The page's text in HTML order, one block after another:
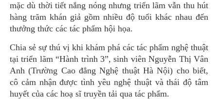
mặc dù thời tiết nắng nóng nhưng triển lãm vẫn thu hút
hàng trăm khán giả gồm nhiều độ tuổi khác nhau đến
thưởng thức các tác phẩm hội họa.
Chia sẻ sự thú vị khi khám phá các tác phẩm nghệ thuật
tại triển lãm “Hành trình 3”, sinh viên Nguyễn Thị Vân
Anh (Trường Cao đẳng Nghệ thuật Hà Nội) cho biết,
cô cảm nhận được tình yêu nghệ thuật và thái độ tâm
huyết của các hoạ sĩ truyền tải qua tác phẩm.